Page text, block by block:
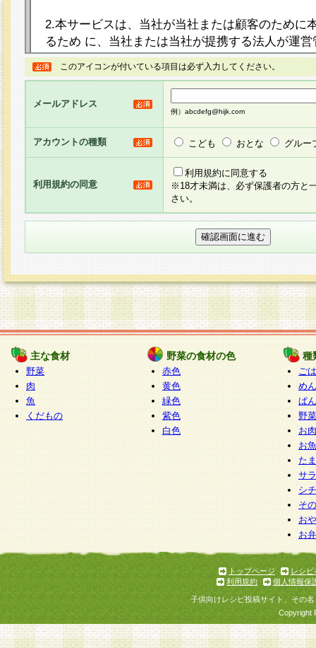
2.本サービスは、当社が当社または顧客のために
るため に、当社または当社が提携する法人が運
ト（以下「本サイト」といいます。）上に本サー
ージを設け、会員がアンケー ト調査に回答する
し、その結果を当社が集計・分析その他の利用を
るものです。なお、本サービスは、それぞれの目
員に対して本サービスの依頼を行うこともあり、
た全ての会員に対して本サービスの依頼をすると
りま す。
3.当社は、会員の事前の承諾を得ることなく、当
方 法・手段にて、本規約を任意に制定、変更ま
きるものとします。改定後の本規約等は、本規約
に掲示したときに、その 他の諸規定については
てその効力を生じるものとします。
4.本規約は、会員登録希望者による会員登録手続
の当社による会員登録の承認が完了した時点で会
たものとみなされ、会員に対して適用されるもの
5.当社がお聞きする個人情報は、すべて会員登録
で提 供いただいたものと考えております。従っ
自らの個人情報の提供を希望されない場合には、
をお預かりいたしません が、提供されないこと
商品やサービス等をご利用いただけない場合があ
了承ください。
6.当社は、お客様から当社が保有している個人情
加・ 利用停止等を求められた場合には、ご本人
て確認できた場合に限り、法令に準拠して合理的
いただきます。なお、開示 請求等の請求先は個
ります。
1.会員とは、本規約等を承諾のうえ、当社所定の
了し、当社が承認した者、グループとします。な
が以下に該当する場合は会員登録をすることがで
このアイコンが付いている項目は必ず入力してください。
メールアドレス
例）abcdefg@hijk.com
アカウントの種類 こども おとな グルー
利用規約の同意
利用規約に同意する
※18才未満は、必ず保護者の方と
さい。
主な食材
野菜
肉
魚
くだもの
野菜の食材の色
赤色
黄色
緑色
紫色
白色
種
ご
めん
ぱん
野
お
お
た
サ
シ
そ
お
お
トップページ
レシピ
利用規約
個人情報保
子供向けレシピ投稿サイト、その
Copyright